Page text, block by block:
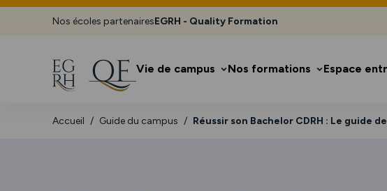
Nos écoles partenairesEGRH - Quality Formation
Vie de campus Nos formations Espace
Accueil Guide du campus Réussir son Bachelor CDRH : Le guide